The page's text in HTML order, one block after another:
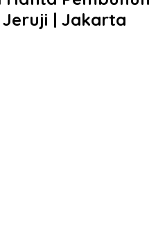
Jeruji | Jakarta